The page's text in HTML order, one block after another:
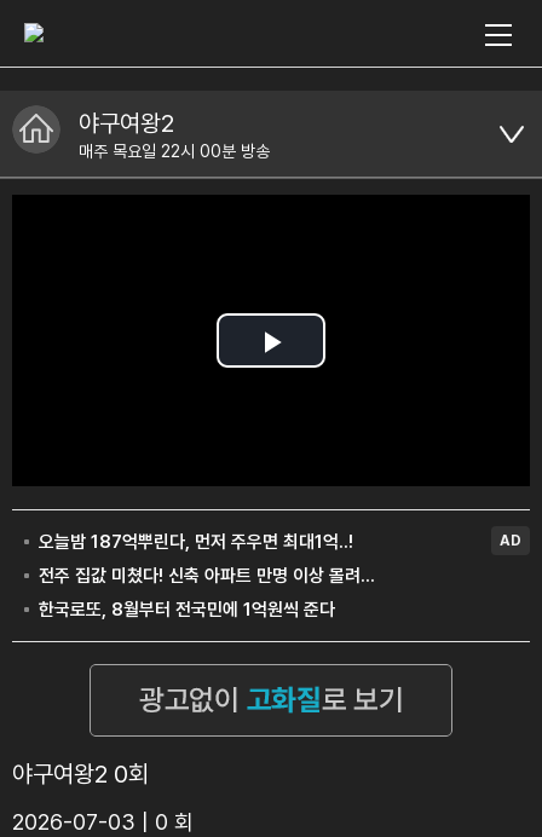
야구여왕2
매주 목요일 22시 00분 방송
야구여왕2 0회
2026-07-03 | 0 회